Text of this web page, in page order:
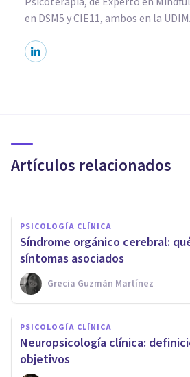
en DSM5 y CIE11, ambos en la
Artículos relacionados
humana
PSICOLOGÍA CLÍNICA
Síndrome orgánico cerebral:
síntomas asociados
Grecia Guzmán Martínez
PSICOLOGÍA CLÍNICA
Neuropsicología clínica:
objetivos
NEUROCIENCIAS
Neuronas en
construcción y
la civilización